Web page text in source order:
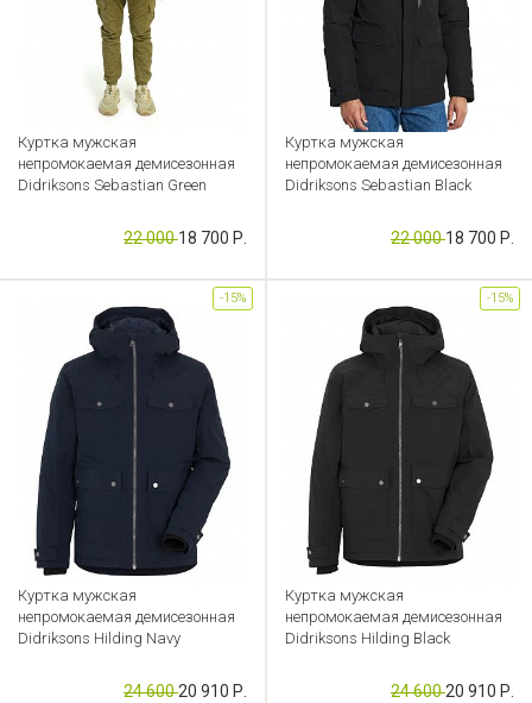
Куртка мужская
непромокаемая демисезонная
Didriksons Sebastian Green
Артикул: CB000050506
22 00018 700 Р.
Куртка мужская
непромокаемая демисезонная
Didriksons Sebastian Black
Артикул: CB000050072
22 00018 700 Р.
Куртка мужская
непромокаемая демисезонная
Didriksons Hilding Navy
Артикул: CB000049687
24 60020 910 Р.
-15%
Куртка мужская
непромокаемая демисезонная
Didriksons Hilding Black
Артикул: CB000049686
24 60020 910 Р.
-15%